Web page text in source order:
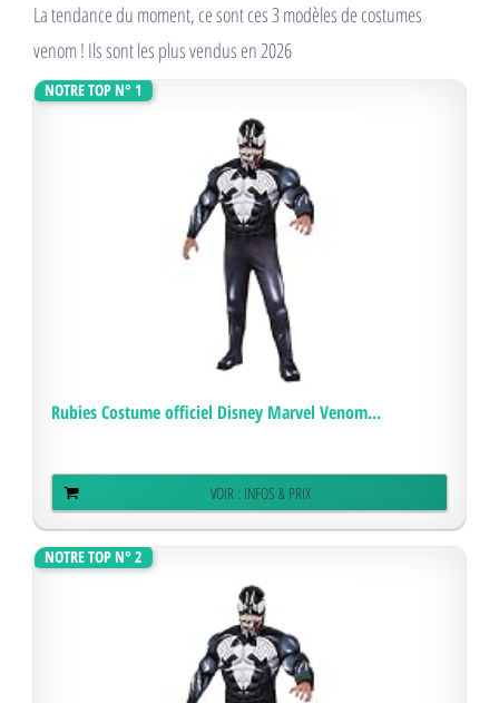
La tendance du moment, ce sont ces 3 modèles de costumes
venom ! Ils sont les plus vendus en 2026
NOTRE TOP N° 1
Rubies Costume officiel Disney Marvel Venom...
VOIR : INFOS & PRIX
NOTRE TOP N° 2